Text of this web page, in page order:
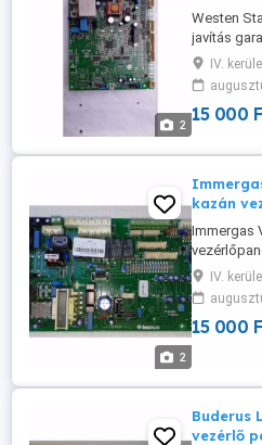
2
Westen
javítás
vezérlő
postai
minden
IV.
15 000
2
kazán
Immergas
esetben
órán belül
IV.
15 000
Buderus
vezérlő